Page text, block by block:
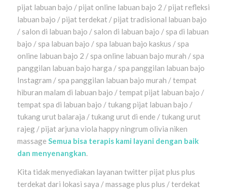
pijat labuan bajo / pijat online labuan bajo 2 / pijat refleksi
labuan bajo / pijat terdekat / pijat tradisional labuan bajo
/ salon di labuan bajo / salon di labuan bajo / spa di labuan
bajo / spa labuan bajo / spa labuan bajo kaskus / spa
online labuan bajo 2 / spa online labuan bajo murah / spa
panggilan labuan bajo harga / spa panggilan labuan bajo
Instagram / spa panggilan labuan bajo murah / tempat
hiburan malam di labuan bajo / tempat pijat labuan bajo /
tempat spa di labuan bajo / tukang pijat labuan bajo /
tukang urut balaraja / tukang urut di ende / tukang urut
rajeg / pijat arjuna viola happy ningrum olivia niken
massage Semua bisa terapis kami layani dengan baik
dan menyenangkan.
Kita tidak menyediakan layanan twitter pijat plus plus
terdekat dari lokasi saya / massage plus plus / terdekat